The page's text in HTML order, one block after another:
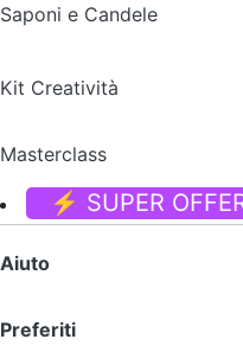
Saponi e Candele
Kit Creatività
Masterclass
⚡ SUPER
Aiuto
Preferiti